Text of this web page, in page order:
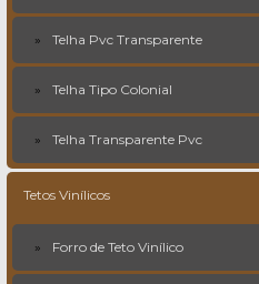
Telha Pvc Transparente
Telha Tipo Colonial
Telha Transparente Pvc
Tetos Vinílicos
Forro de Teto Vinílico